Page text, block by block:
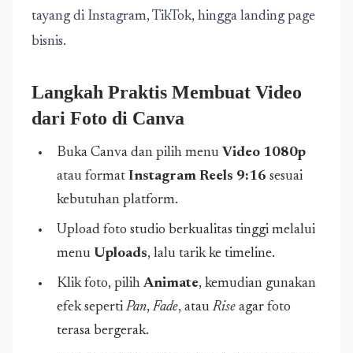
tayang di Instagram, TikTok, hingga landing page
bisnis.
Langkah Praktis Membuat Video
dari Foto di Canva
Buka Canva dan pilih menu Video 1080p
atau format Instagram Reels 9:16 sesuai
kebutuhan platform.
Upload foto studio berkualitas tinggi melalui
menu Uploads, lalu tarik ke timeline.
Klik foto, pilihAnimate, kemudian gunakan
efek seperti Pan, Fade, atau Rise agar foto
terasa bergerak.